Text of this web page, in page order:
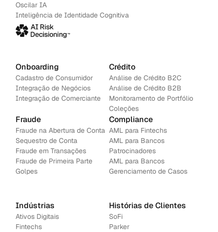
Oscilar IA
Inteligência de Identidade Cognitiva
Onboarding
Cadastro de Consumidor
Integração de Negócios
Integração de Comerciante
Crédito
Análise de Crédito B2C
Análise de Crédito B2B
Monitoramento de Portfólio
Coleções
Fraude
Fraude na Abertura de Conta
Sequestro de Conta
Fraude em Transações
Fraude de Primeira Parte
Golpes
Compliance
AML para Fintechs
AML para Bancos
Patrocinadores
AML para Bancos
Gerenciamento de Casos
Indústrias
Ativos Digitais
Fintechs
Histórias de Clientes
SoFi
Parker